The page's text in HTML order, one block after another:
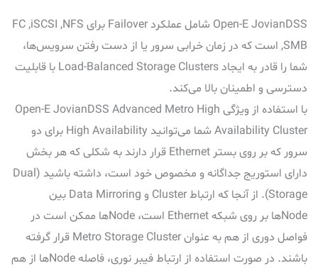
Open-E JovianDSS شامل عملکرد Failover برای FC ,iSCSI ,NFS
,SMB است که در زمان خرابی سرور یا از دست رفتن سرویس‌ها،
شما را قادر به ایجاد Load-Balanced Storage Clusters با قابلیت
دسترسی و اطمینان بالا می‌کند.
با استفاده از ویژگی Open-E JovianDSS Advanced Metro High
Availability Cluster شما می‌توانید High Availability برای دو
سرور که بر روی بستر Ethernet قرار دارند به شکلی که هر بخش
دارای استوریج جداگانه و مخصوص خود است، داشته باشید (Dual
Storage). از آنجا که ارتباط Cluster و Data Mirroring بین
Nodeها بر روی شبکه Ethernet است، Nodeها ممکن است در
فواصل دوری از هم به عنوان Metro Storage Cluster قرار گرفته
باشند. در صورت استفاده از ارتباط فیبر نوری، فاصله Nodeها از هم